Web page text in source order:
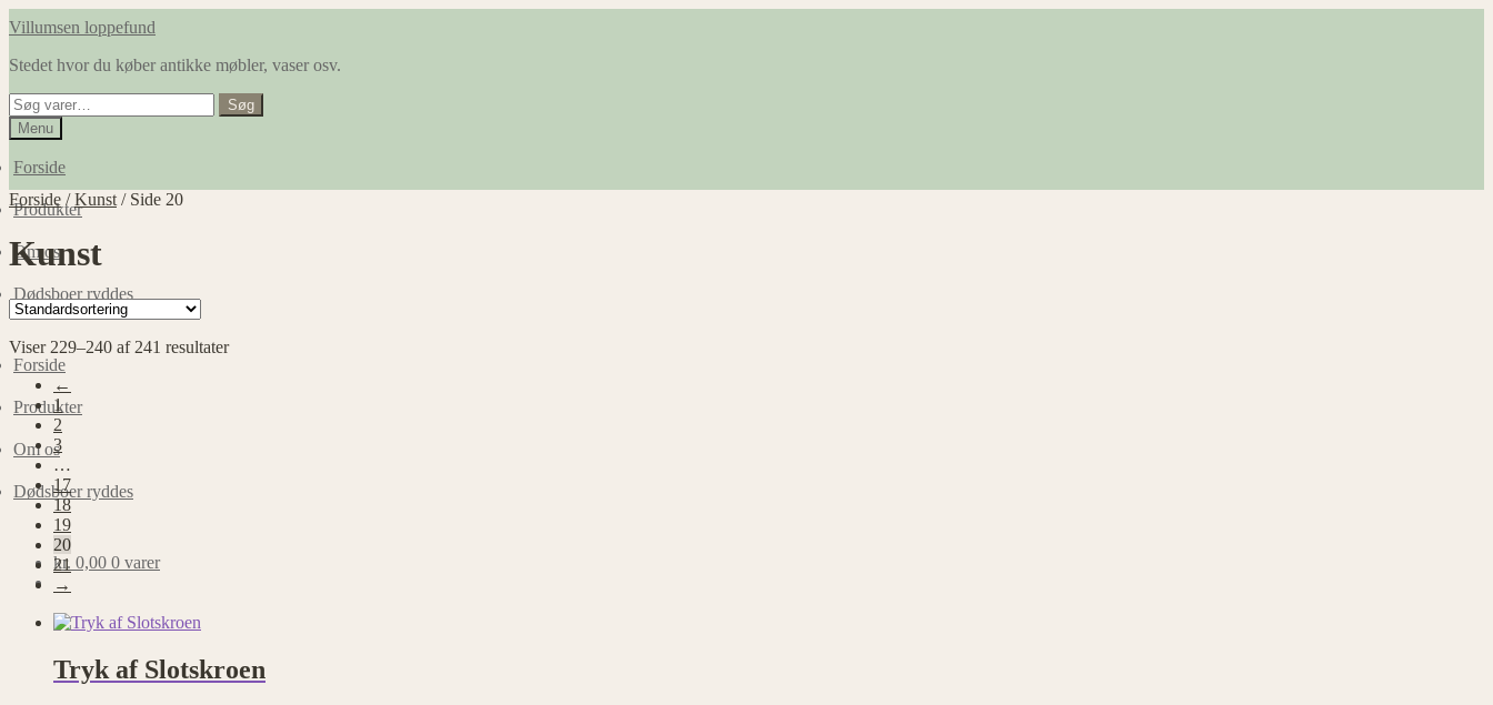
Spring
navigation
Spring
indhold
Villumsen loppefund
Stedet hvor du køber antikke møbler, vaser osv.
Søg
efter:
Søg
Menu
Forside
Produkter
Om os
Dødsboer ryddes
Forside
Produkter
Om os
Dødsboer ryddes
kr. 0,00 0 varer
Forside /Kunst / Side 20
Kunst
Viser 229–240 af 241 resultater
←
1
2
3
…
17
18
19
20
21
→
Tryk af Slotskroen